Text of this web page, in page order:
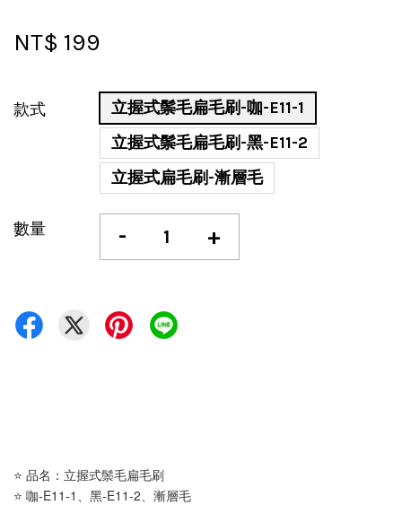
NT$ 199
款式
立握式鬃毛扁毛刷-咖-E11-1
立握式鬃毛扁毛刷-黑-E11-2
立握式扁毛刷-漸層毛
數量 - +
⭐ 品名：立握式鬃毛扁毛刷
⭐ 咖-E11-1、黑-E11-2、漸層毛